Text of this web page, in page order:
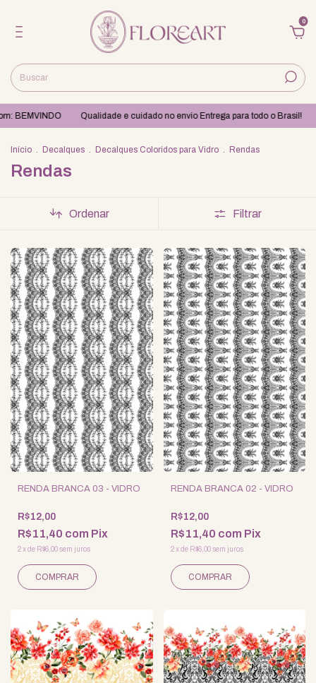
0
BEMVINDO Qualidade e cuidado no envio Entrega para todo o Brasil!
Início . Decalques . Decalques Coloridos para Vidro . Rendas
Rendas
Ordenar Filtrar
RENDA BRANCA 03 - VIDRO
R$12,00
R$11,40 com Pix
2xde R$6,00sem juros
RENDA BRANCA 02 - VIDRO
R$12,00
R$11,40 com Pix
2 xde R$6,00 sem juros